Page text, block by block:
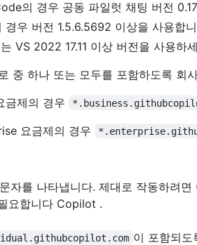
의 경우 공동 파일럿 채팅 버전
경우 버전 1.5.6.5692 이상을 사용합
VS 2022 17.11 이상 버전을 사용하
중 하나 또는 모두를 포함하도록 회
금제의 경우
요금제의 경우
자를 나타냅니다. 제대로 작동하려
요합니다 Copilot .
이 포함되도